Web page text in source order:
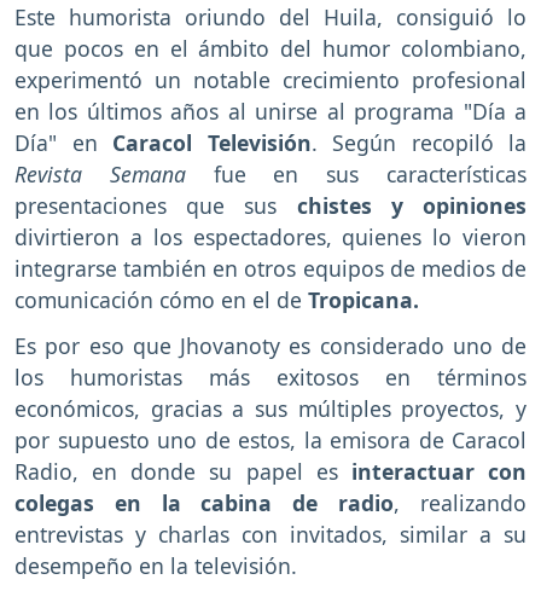
Este humorista oriundo del Huila, consiguió lo
que pocos en el ámbito del humor colombiano,
experimentó un notable crecimiento profesional
en los últimos años al unirse al programa "Día a
Día" en Caracol Televisión. Según recopiló la
Revista Semanafue en sus características
presentaciones que sus chistes y opiniones
divirtieron a los espectadores, quienes lo vieron
integrarse también en otros equipos de medios de
comunicación cómo en el de Tropicana.
Es por eso que Jhovanoty es considerado uno de
los humoristas más exitosos en términos
económicos, gracias a sus múltiples proyectos, y
por supuesto uno de estos, la emisora de Caracol
Radio, en donde su papel esinteractuar con
colegas en la cabina de radio, realizando
entrevistas y charlas con invitados, similar a su
desempeño en la televisión.